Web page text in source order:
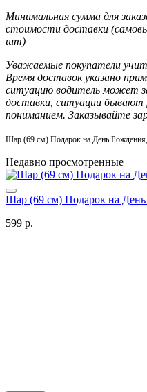
Минимальная сумма для
стоимости доставки
шт)
Уважаемые покупатели
Время доставок указано
ситуацию водитель может
доставки, ситуации бывают
пониманием. Заказывайте
Шар (69 см) Подарок на День
Недавно просмотренные
Шар (69 см) Подарок на
599 р.